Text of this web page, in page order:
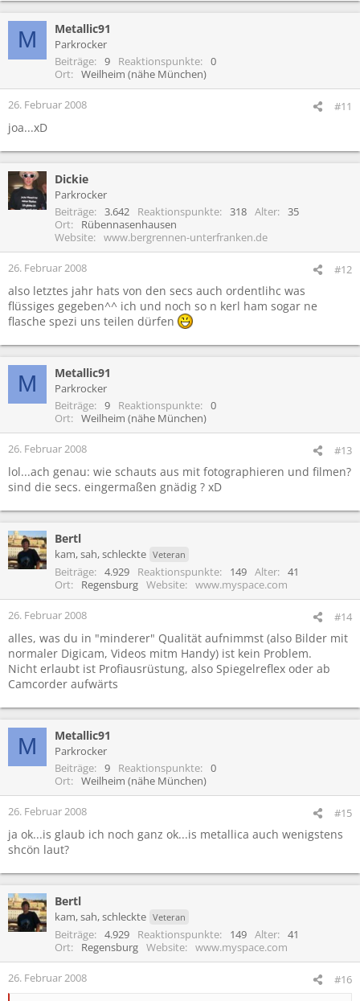
M Metallic91
Parkrocker
Beiträge
9 Reaktionspunkte
0
Ort
Weilheim (nähe München)
26. Februar 2008 #11
joa...xD
Dickie
Parkrocker
Beiträge
3.642 Reaktionspunkte 318 Alter
35
Ort
Rübennasenhausen
Website
www.bergrennen-unterfranken.de
26. Februar 2008 #12
also letztes jahr hats von den secs auch ordentlihc was
flüssiges gegeben^^ ich und noch so n kerl ham sogar ne
flasche spezi uns teilen dürfen
M Metallic91
Parkrocker
Beiträge
9 Reaktionspunkte
0
Ort
Weilheim (nähe München)
26. Februar 2008 #13
lol...ach genau: wie schauts aus mit fotographieren und filmen?
sind die secs. eingermaßen gnädig ? xD
Bertl
kam, sah, schleckte Veteran
Beiträge 4.929 Reaktionspunkte 149 Alter
41
Ort
Regensburg Website www.myspace.com
26. Februar 2008 #14
alles, was du in "minderer" Qualität aufnimmst (also Bilder mit
normaler Digicam, Videos mitm Handy) ist kein Problem.
Nicht erlaubt ist Profiausrüstung, also Spiegelreflex oder ab
Camcorder aufwärts
M Metallic91
Parkrocker
Beiträge
9 Reaktionspunkte
0
Ort
Weilheim (nähe München)
26. Februar 2008 #15
ja ok...is glaub ich noch ganz ok...is metallica auch wenigstens
shcön laut?
Bertl
kam, sah, schleckte Veteran
Beiträge 4.929 Reaktionspunkte 149 Alter
41
Ort
Regensburg Website www.myspace.com
26. Februar 2008 #16